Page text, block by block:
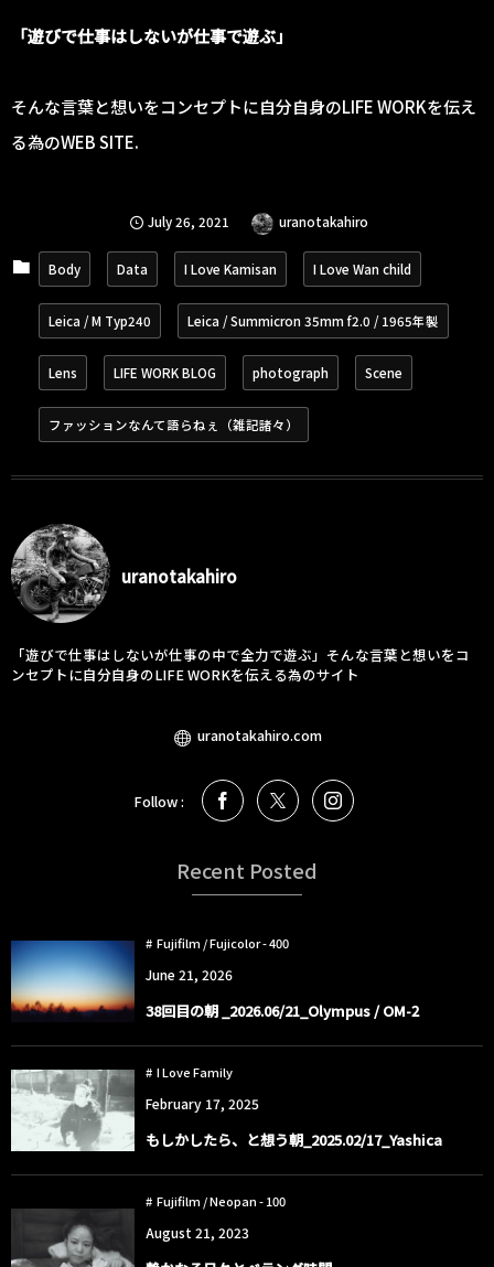
「遊びで仕事はしないが仕事で遊ぶ」
そんな言葉と想いをコンセプトに自分自身のLIFE WORKを伝え
る為のWEB SITE.
July 26, 2021 uranotakahiro
Body Data I Love Kamisan I Love Wan child
Leica / M Typ240 Leica / Summicron 35mm f2.0 / 1965年製
Lens LIFE WORK BLOG photograph Scene
ファッションなんて語らねぇ（雑記諸々）
uranotakahiro
「遊びで仕事はしないが仕事の中で全力で遊ぶ」そんな言葉と想いをコ
ンセプトに自分自身のLIFE WORKを伝える為のサイト
uranotakahiro.com
Follow :
Recent Posted
Fujifilm / Fujicolor - 400
June21, 2026
38回目の朝 _2026.06/21_Olympus / OM-2
I Love Family
February 17, 2025
もしかしたら、と想う朝_2025.02/17_Yashica
Fujifilm / Neopan - 100
August 21, 2023